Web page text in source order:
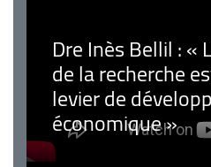
Dre Inès Bellil : «
de la recherche
levier de
économique »